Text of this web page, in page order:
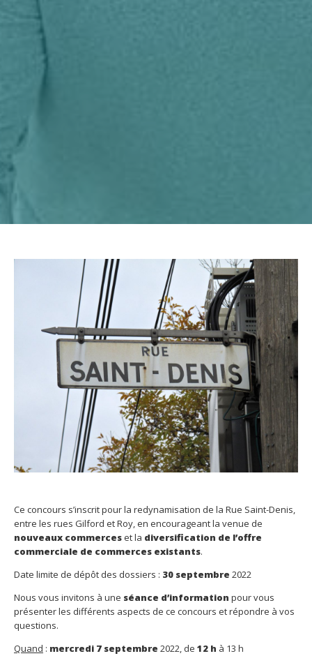
Ce concours s’inscrit pour la redynamisation de la Rue Saint-Denis,
entre les rues Gilford et Roy, en encourageant la venue de
nouveaux commerceset la diversification de l’offre
commerciale de commerces existants.
Date limite de dépôt des dossiers : 30 septembre 2022
Nous vous invitons à une séance d’information pour vous
présenter les différents aspects de ce concours et répondre à vos
questions.
Quand : mercredi 7 septembre 2022, de 12 h à 13 h